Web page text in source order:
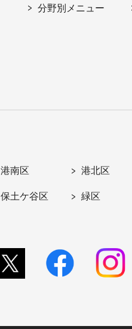
分野別メニュー
港南区 港北区
保土ケ谷区 緑区